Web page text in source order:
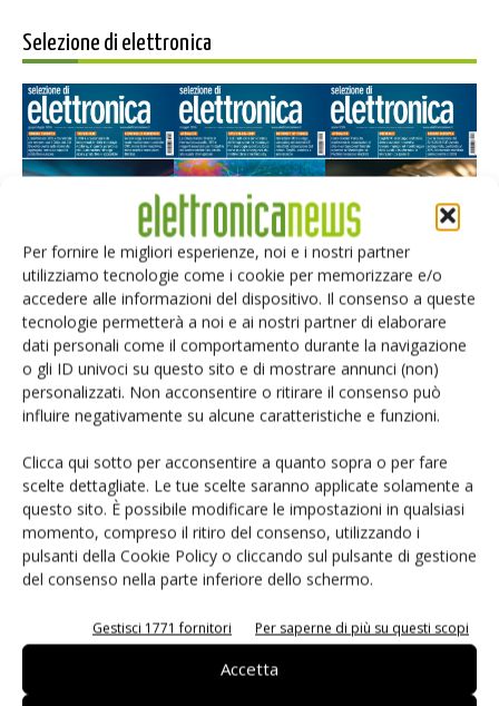
Per fornire le migliori esperienze, noi e i nostri partner
utilizziamo tecnologie come i cookie per memorizzare e/o
accedere alle informazioni del dispositivo. Il consenso a queste
tecnologie permetterà a noi e ai nostri partner di elaborare
dati personali come il comportamento durante la navigazione
o gli ID univoci su questo sito e di mostrare annunci (non)
personalizzati. Non acconsentire o ritirare il consenso può
influire negativamente su alcune caratteristiche e funzioni.
Clicca qui sotto per acconsentire a quanto sopra o per fare
scelte dettagliate. Le tue scelte saranno applicate solamente a
questo sito. È possibile modificare le impostazioni in qualsiasi
momento, compreso il ritiro del consenso, utilizzando i
pulsanti della Cookie Policy o cliccando sul pulsante di gestione
del consenso nella parte inferiore dello schermo.
Gestisci 1771 fornitori Per saperne di più su questi scopi
Accetta
Selezione di elettronica
Edicola web
PCB Magazine
Edicola web